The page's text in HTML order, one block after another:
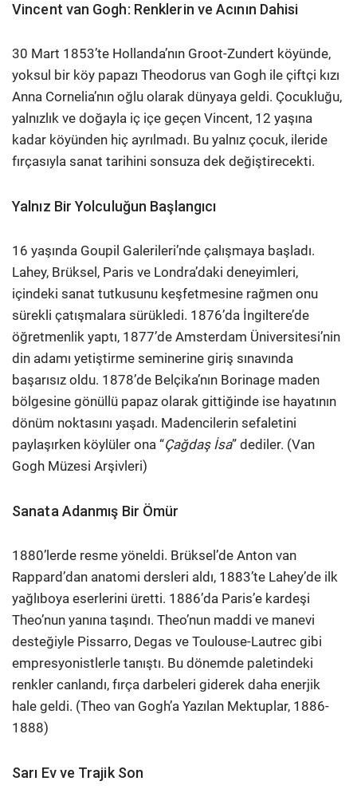
Vincent van Gogh: Renklerin ve Acının Dahisi
30 Mart 1853’te Hollanda’nın Groot-Zundert köyünde,
yoksul bir köy papazı Theodorus van Gogh ile çiftçi kızı
Anna Cornelia’nın oğlu olarak dünyaya geldi. Çocukluğu,
yalnızlık ve doğayla iç içe geçen Vincent, 12 yaşına
kadar köyünden hiç ayrılmadı. Bu yalnız çocuk, ileride
fırçasıyla sanat tarihini sonsuza dek değiştirecekti.
Yalnız Bir Yolculuğun Başlangıcı
16 yaşında Goupil Galerileri’nde çalışmaya başladı.
Lahey, Brüksel, Paris ve Londra’daki deneyimleri,
içindeki sanat tutkusunu keşfetmesine rağmen onu
sürekli çatışmalara sürükledi. 1876’da İngiltere’de
öğretmenlik yaptı, 1877’de Amsterdam Üniversitesi’nin
din adamı yetiştirme seminerine giriş sınavında
başarısız oldu. 1878’de Belçika’nın Borinage maden
bölgesine gönüllü papaz olarak gittiğinde ise hayatının
dönüm noktasını yaşadı. Madencilerin sefaletini
paylaşırken köylüler ona “Çağdaş İsa” dediler. (Van
Gogh Müzesi Arşivleri)
Sanata Adanmış Bir Ömür
1880’lerde resme yöneldi. Brüksel’de Anton van
Rappard’dan anatomi dersleri aldı, 1883’te Lahey’de ilk
yağlıboya eserlerini üretti. 1886’da Paris’e kardeşi
Theo’nun yanına taşındı. Theo’nun maddi ve manevi
desteğiyle Pissarro, Degas ve Toulouse-Lautrec gibi
empresyonistlerle tanıştı. Bu dönemde paletindeki
renkler canlandı, fırça darbeleri giderek daha enerjik
hale geldi. (Theo van Gogh’a Yazılan Mektuplar, 1886-
1888)
Sarı Ev ve Trajik Son